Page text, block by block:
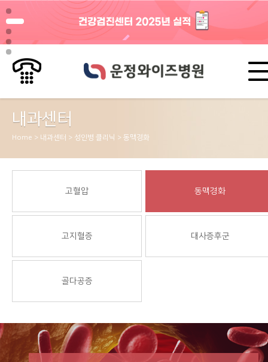
내과센터
Home > 내과센터 > 성인병 클리닉 > 동맥경화
고혈압 동맥경화
고지혈증 대사증후군
골다공증